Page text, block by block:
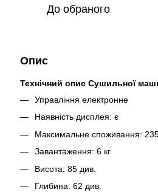
До обраного
Опис
Технічний опис Сушильної
Управління електронне
Наявність дисплея: є
Максимальне споживання:
Завантаження: 6 кг
Висота: 85 див.
Глибина: 62 див.